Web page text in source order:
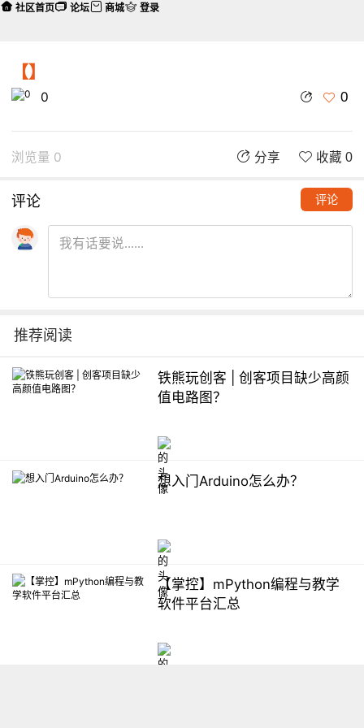
【】
0 0
浏览量 0 分享 收藏 0
评论 评论
推荐阅读
铁熊玩创客 | 创客项目缺少高颜
值电路图？
想入门Arduino怎么办？
【掌控】mPython编程与教学
软件平台汇总
社区首页 论坛 商城 登录